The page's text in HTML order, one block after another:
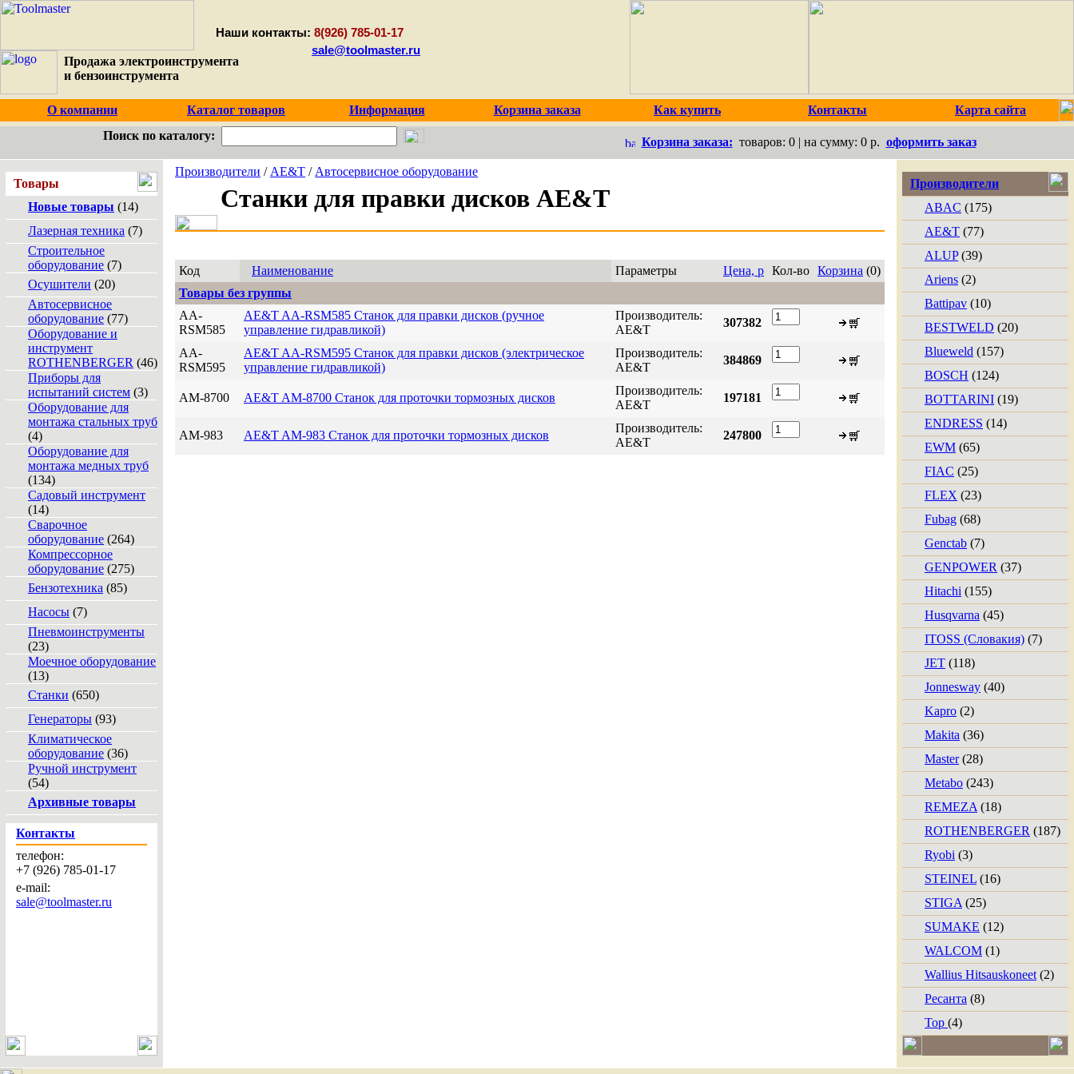
Продажа электроинструмента
и бензоинструмента
Наши контакты: 8(926) 785-01-17
sale@toolmaster.ru
О компании Каталог товаров Информация Корзина заказа Как купить Контакты
Карта сайта
Поиск по каталогу:
Корзина заказа: товаров: 0 | на сумму: 0 р. оформить заказ
Товары
Новые товары (14)
Лазерная техника (7)
Строительное
оборудование (7)
Осушители (20)
Автосервисное
оборудование (77)
Оборудование и
инструмент
ROTHENBERGER (46)
Приборы для
испытаний систем (3)
Оборудование для
монтажа стальных труб
(4)
Оборудование для
монтажа медных труб
(134)
Садовый инструмент
(14)
Сварочное
оборудование (264)
Компрессорное
оборудование (275)
Бензотехника (85)
Насосы (7)
Пневмоинструменты
(23)
Моечное оборудование
(13)
Станки (650)
Генераторы (93)
Климатическое
оборудование (36)
Ручной инструмент
(54)
Архивные товары
Контакты
телефон:
+7 (926) 785-01-17
e-mail:
sale@toolmaster.ru
Производители / AE&T / Автосервисное оборудование
Станки для правки дисков AE&T
Код Наименование Параметры Цена, р Кол-во Корзина (0)
Товары без группы
AA-
RSM585
AE&T AA-RSM585 Станок для правки дисков (ручное
управление гидравликой)
Производитель:
AE&T
307382
AA-
RSM595
AE&T AA-RSM595 Станок для правки дисков (электрическое
управление гидравликой)
Производитель:
AE&T
384869
AM-8700 AE&T AM-8700 Станок для проточки тормозных дисков
Производитель:
AE&T
197181
AM-983 AE&T AM-983 Станок для проточки тормозных дисков
Производитель:
AE&T
247800
Производители
ABAC (175)
AE&T (77)
ALUP(39)
Ariens (2)
Battipav (10)
BESTWELD (20)
Blueweld (157)
BOSCH (124)
BOTTARINI (19)
ENDRESS (14)
EWM (65)
FIAC (25)
FLEX (23)
Fubag (68)
Genctab (7)
GENPOWER (37)
Hitachi (155)
Husqvarna (45)
ITOSS (Словакия) (7)
JET (118)
Jonnesway (40)
Kapro (2)
Makita (36)
Master(28)
Metabo (243)
REMEZA (18)
ROTHENBERGER (187)
Ryobi (3)
STEINEL (16)
STIGA (25)
SUMAKE (12)
WALCOM (1)
Wallius Hitsauskoneet (2)
Ресанта (8)
Тор (4)